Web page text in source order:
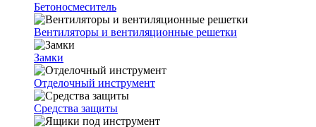
Бетоносмеситель
Вентиляторы и вентиляционные решетки
Замки
Отделочный инструмент
Средства защиты